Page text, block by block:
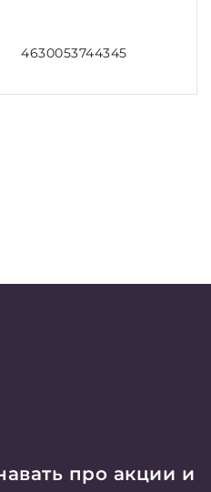
4630053744345
про акции и